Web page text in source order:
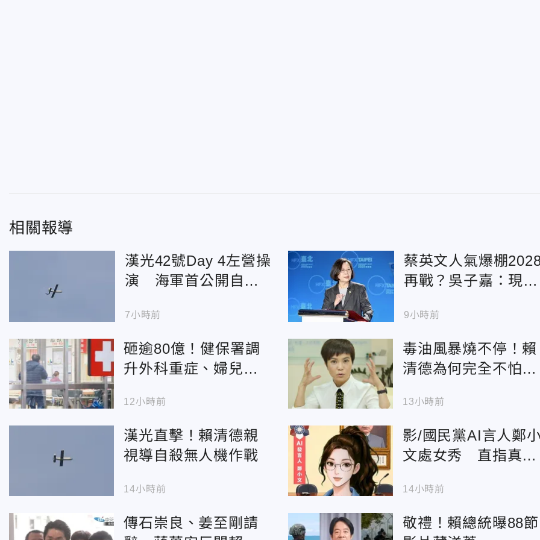
相關報導
漢光42號Day 4左營操
演 海軍首公開自殺
7小時前
蔡英文人氣爆棚
再戰？吳子嘉：現在
9小時前
砸逾80億！健保署調
升外科重症、婦兒科
路
12小時前
毒油風暴燒不停！賴
清德為何完全不怕？
體」驚人算計
13小時前
漢光直擊！賴清德親
視導自殺無人機作戰
14小時前
影/國民黨AI言人鄭
文處女秀 直指真正
14小時前
傳石崇良、姜至剛請
敬禮！賴總統曝88節